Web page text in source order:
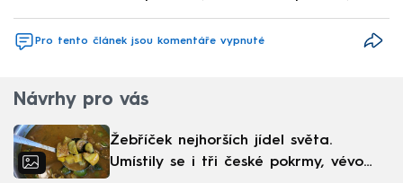
Pro tento článek jsou komentáře vypnuté
Návrhy pro vás
Žebříček nejhorších jídel světa.
Umístily se i tři české pokrmy, vévodí